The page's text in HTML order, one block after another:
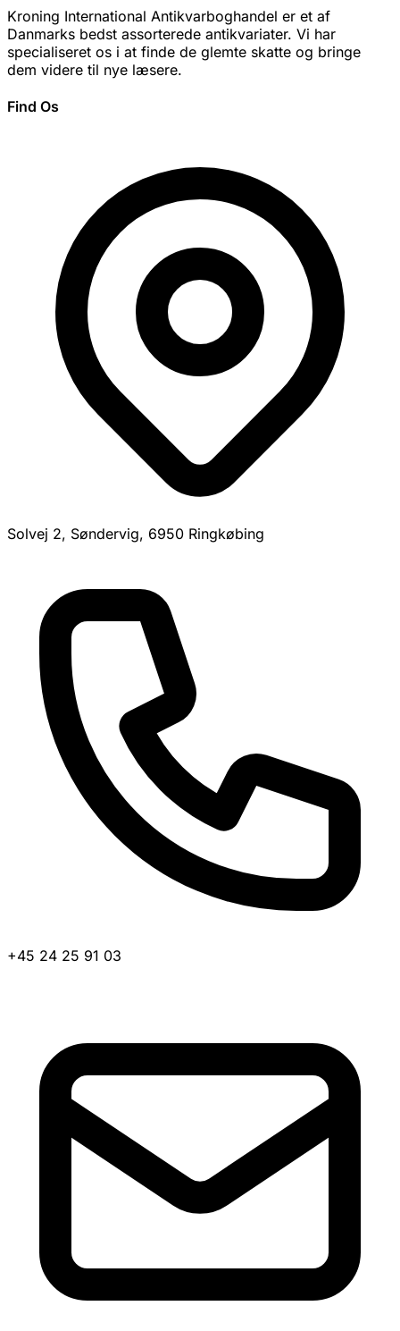
Kroning International Antikvarboghandel er et af
Danmarks bedst assorterede antikvariater. Vi har
specialiseret os i at finde de glemte skatte og bringe
dem videre til nye læsere.
Find Os
Solvej 2, Søndervig, 6950 Ringkøbing
+45 24 25 91 03